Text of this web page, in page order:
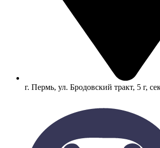
г. Пермь, ул. Бродовский тракт, 5 г,